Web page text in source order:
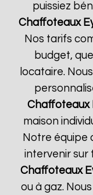
puissiez
Chaffoteaux
Nos tarifs
budget,
locataire.
Chaffoteaux
maison
Notre équipe
intervenir sur
Chaffoteaux
ou à gaz.